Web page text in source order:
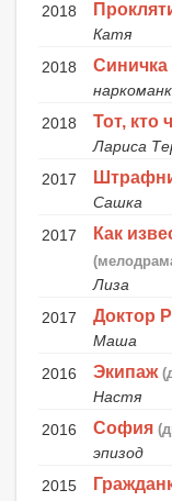
2018
Катя
2018
Синичка
2018
Тот, кто
Лариса
2017
Сашка
2017
Как
Лиза
2017
Доктор
Маша
2016
Экипаж
Настя
2016
София
эпизод
2015